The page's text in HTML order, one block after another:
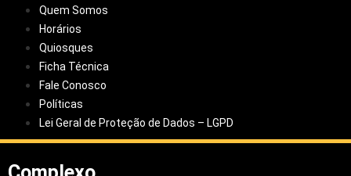
Quem Somos
Horários
Quiosques
Ficha Técnica
Fale Conosco
Políticas
Lei Geral de Proteção de Dados – LGPD